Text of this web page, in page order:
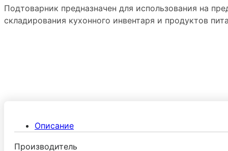
Подтоварник предназначен для использования на
складирования кухонного инвентаря и продуктов
Описание
Производитель